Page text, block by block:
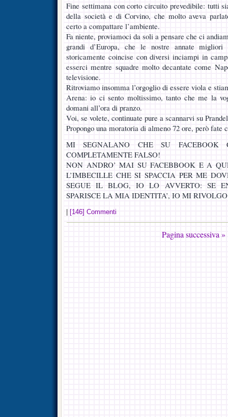
Fine settimana con corto circuito prevedibile: tutti
della società e di Corvino, che molto aveva
certo a compattare l’ambiente.
Fa niente, proviamoci da soli a pensare che ci
grandi d’Europa, che le nostre annate
storicamente coincise con diversi inciampi in
esserci mentre squadre molto decantate come
televisione.
Ritroviamo insomma l’orgoglio di essere viola e
Arena: io ci sento moltissimo, tanto che me la
domani all’ora di pranzo.
Voi, se volete, continuate pure a scannarvi su
Propongo una moratoria di almeno 72 ore, però fate
MI SEGNALANO CHE SU FACEBOOK
COMPLETAMENTE FALSO!
NON ANDRO’ MAI SU FACEBBOOK E A
L’IMBECILLE CHE SI SPACCIA PER ME
SEGUE IL BLOG, IO LO AVVERTO: SE
SPARISCE LA MIA IDENTITA’, IO MI
[146] Commenti
Pagina successiva »